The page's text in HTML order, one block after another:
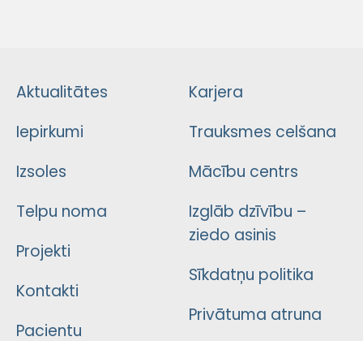
Aktualitātes
Iepirkumi
Izsoles
Telpu noma
Projekti
Kontakti
Pacientu
Karjera
Trauksmes celšana
Mācību centrs
Izglāb dzīvību –
ziedo asinis
Sīkdatņu politika
Privātuma atruna